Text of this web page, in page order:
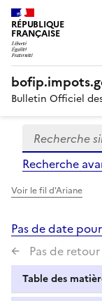
RÉPUBLIQUE
FRANÇAISE
Bulletin Officiel
Formulaire
de
recherche
Recherche
Recherche
Voir le fil d'Ariane
Pas de date
Pas de
Table des